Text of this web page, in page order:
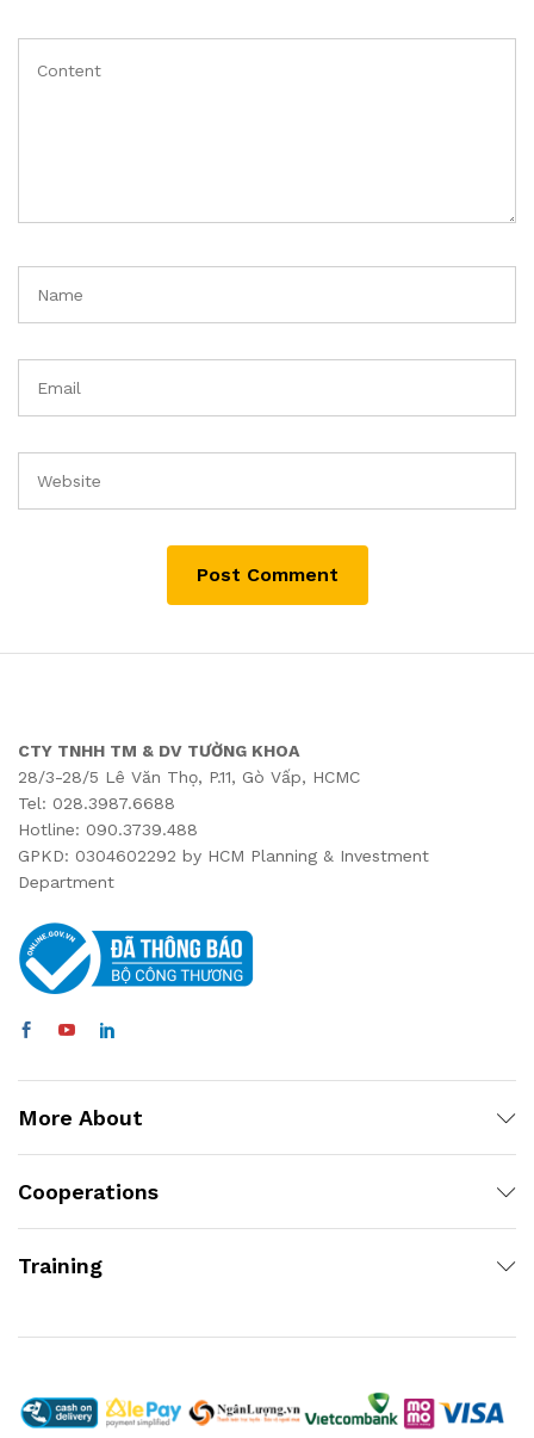
CTY TNHH TM & DV TƯỜNG KHOA
28/3-28/5 Lê Văn Thọ, P.11, Gò Vấp, HCMC
Tel: 028.3987.6688
Hotline: 090.3739.488
GPKD: 0304602292 by HCM Planning & Investment
Department
More About
Cooperations
Training